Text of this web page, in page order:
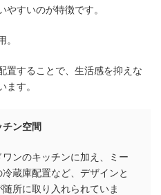
すいのが特徴です。
置することで、生活感を抑えな
ます。
チン空間
ンのキッチンに加え、ミー
蔵庫配置など、デザインと
所に取り入れられていま